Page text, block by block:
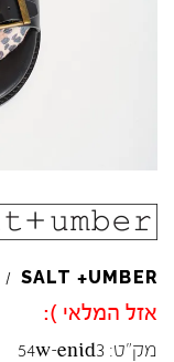
SALT +UMBER
/
אזל המלאי ):
מק"ט: 54w-enid3